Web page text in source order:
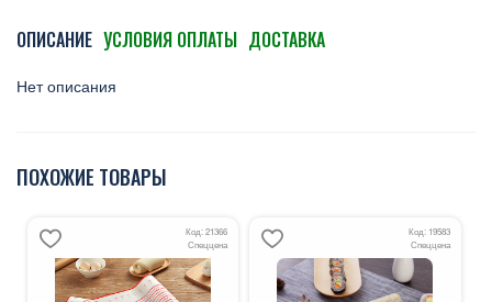
ОПИСАНИЕ УСЛОВИЯ ОПЛАТЫ ДОСТАВКА
Нет описания
ПОХОЖИЕ ТОВАРЫ
Код: 21366
Спеццена
Код: 19583
Спеццена